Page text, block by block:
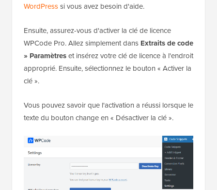
WordPresssi vous avez besoin d'aide.
Ensuite, assurez-vous d'activer la clé de licence
WPCode Pro. Allez simplement dans Extraits de code
» Paramètreset insérez votre clé de licence à l'endroit
approprié. Ensuite, sélectionnez le bouton « Activer la
clé ».
Vous pouvez savoir que l'activation a réussi lorsque le
texte du bouton change en « Désactiver la clé ».